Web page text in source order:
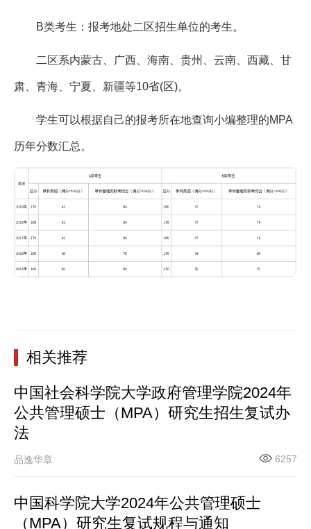
B类考生：报考地处二区招生单位的考生。
二区系内蒙古、广西、海南、贵州、云南、西藏、甘
肃、青海、宁夏、新疆等10省(区)。
学生可以根据自己的报考所在地查询小编整理的MPA
历年分数汇总。
相关推荐
中国社会科学院大学政府管理学院2024年
公共管理硕士（MPA）研究生招生复试办
法
品逸华章 6257
中国科学院大学2024年公共管理硕士
（MPA）研究生复试规程与通知